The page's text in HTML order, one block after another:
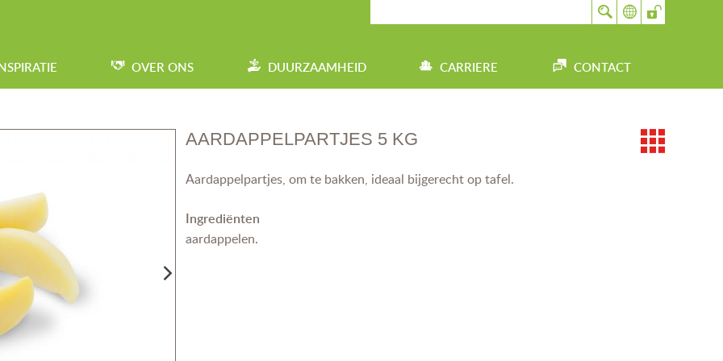
OVER ONS DUURZAAMHEID CARRIERE CONTACT
AARDAPPELPARTJES 5 KG
Aardappelpartjes, om te bakken, ideaal bijgerecht op tafel.
Ingrediënten
aardappelen.